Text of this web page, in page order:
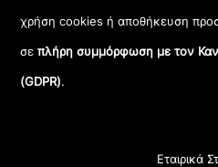
χρήση cookies ή αποθήκευση
σεπλήρη συμμόρφωση με τον
(GDPR).
Εταιρικά